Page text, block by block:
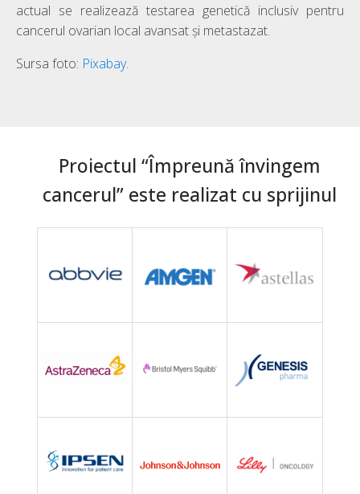
actual se realizează testarea genetică inclusiv pentru
cancerul ovarian local avansat și metastazat.
Sursa foto: Pixabay.
Proiectul “Împreună învingem
cancerul” este realizat cu sprijinul